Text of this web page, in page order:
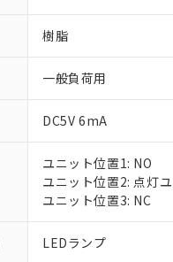
樹脂
一般負荷用
DC5V 6mA
ユニット位置1: NO
ユニット位置2: 点灯
ユニット位置3: NC
LEDランプ